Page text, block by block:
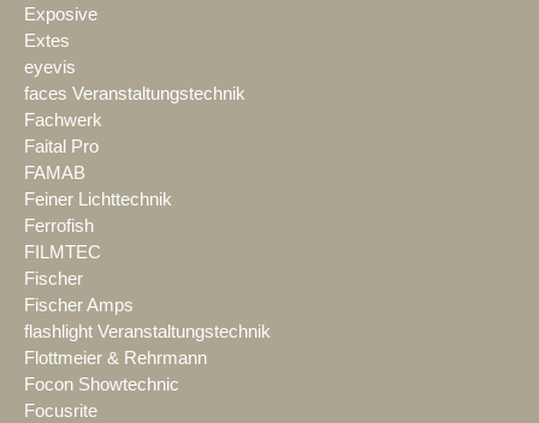
Exposive
Extes
eyevis
faces Veranstaltungstechnik
Fachwerk
Faital Pro
FAMAB
Feiner Lichttechnik
Ferrofish
FILMTEC
Fischer
Fischer Amps
flashlight Veranstaltungstechnik
Flottmeier & Rehrmann
Focon Showtechnic
Focusrite